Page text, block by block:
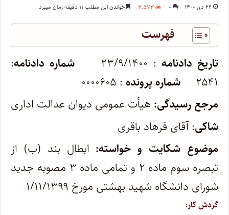
۲۶ دی ۱۴۰۰ ۰ ۳,۵۷۳ خواندن این مطلب ۱۱ دقیقه زمان میبرد
فهرست
تاریخ دادنامه : ۲۳/۹/۱۴۰۰ شماره دادنامه:
۲۵۴۱
شماره پرونده : ۰۰۰۰۶۰۵
مرجع رسیدگی: هیأت عمومی دیوان عدالت اداری
شاکی: آقای فرهاد باقری
موضوع شکایت و خواسته: ابطال بند (ب) از
تبصره سوم ماده ۲ و تمامی ماده ۳ مصوبه جدید
شورای دانشگاه شهید بهشتی مورخ ۱/۱۱/۱۳۹۹
گردش کار: